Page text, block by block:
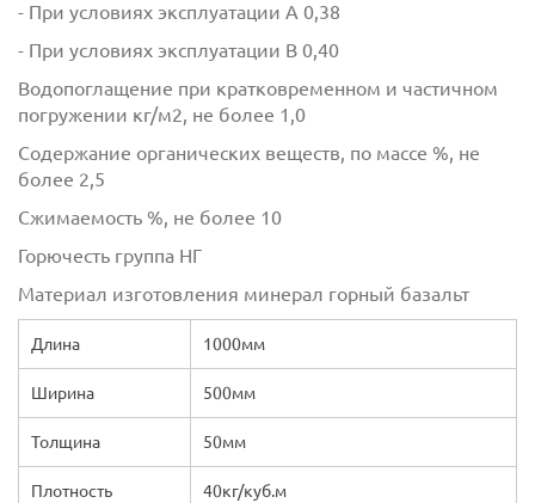
- При условиях эксплуатации А 0,38
- При условиях эксплуатации В 0,40
Водопоглащение при кратковременном и частичном
погружении кг/м2, не более 1,0
Содержание органических веществ, по массе %, не
более 2,5
Сжимаемость %, не более 10
Горючесть группа НГ
Материал изготовления минерал горный базальт
Длина 1000мм
Ширина 500мм
Толщина 50мм
Плотность 40кг/куб.м